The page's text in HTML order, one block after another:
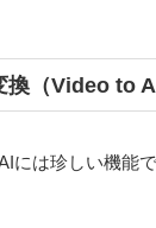
（Video to
には珍しい機能